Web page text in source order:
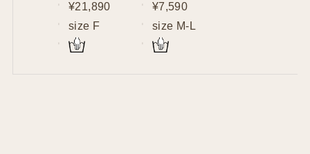
¥21,890
size F
¥7,590
size M-L